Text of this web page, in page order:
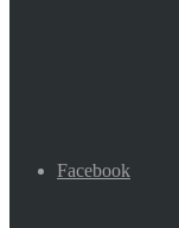
Facebook